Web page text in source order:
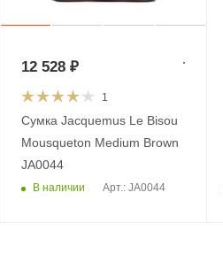
1
Сумка Jacquemus Le Bisou
Mousqueton Medium Brown
JA0044
В наличии Арт.: JA0044
12 528₽